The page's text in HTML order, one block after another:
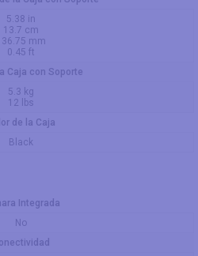
5.38 in
13.7 cm
mm
0.45 ft
Caja con Soporte
5.3 kg
12 lbs
de la Caja
Black
Integrada
No